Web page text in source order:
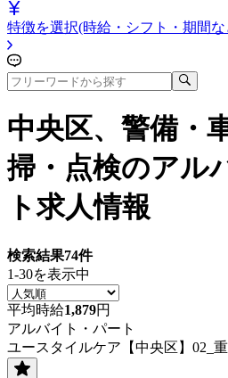
特徴を選択(時給・シフト・期間な
中央区、警備・
掃・点検のアル
ト求人情報
検索結果74件
1-30を表示中
平均時給1,879円
アルバイト・パート
ユースタイルケア【中央区】02_